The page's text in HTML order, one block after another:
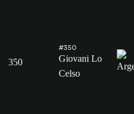
350
#350
Giovani Lo
Celso